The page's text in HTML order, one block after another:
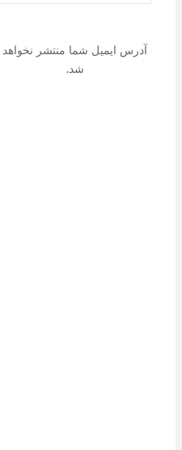
آدرس ایمیل شما منتشر نخواهد
شد.